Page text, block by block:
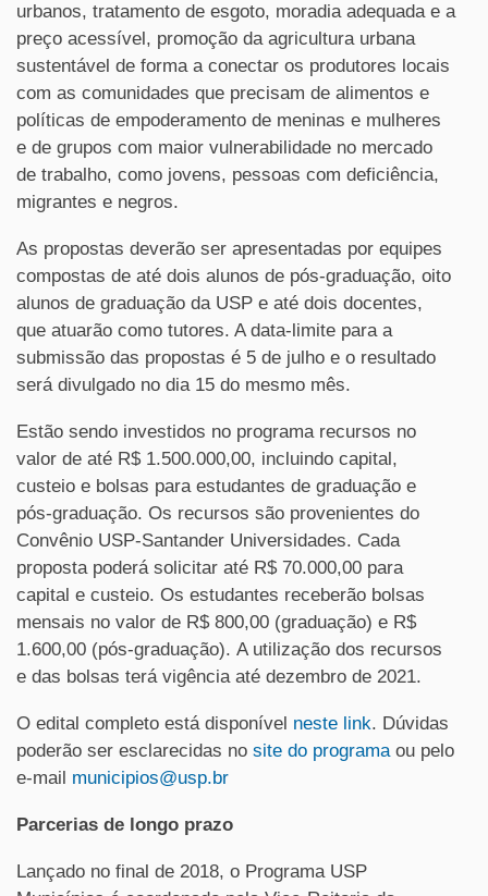
urbanos, tratamento de esgoto, moradia adequada e a
preço acessível, promoção da agricultura urbana
sustentável de forma a conectar os produtores locais
com as comunidades que precisam de alimentos e
políticas de empoderamento de meninas e mulheres
e de grupos com maior vulnerabilidade no mercado
de trabalho, como jovens, pessoas com deficiência,
migrantes e negros.
As propostas deverão ser apresentadas por equipes
compostas de até dois alunos de pós-graduação, oito
alunos de graduação da USP e até dois docentes,
que atuarão como tutores. A data-limite para a
submissão das propostas é 5 de julho e o resultado
será divulgado no dia 15 do mesmo mês.
Estão sendo investidos no programa recursos no
valor de até R$ 1.500.000,00, incluindo capital,
custeio e bolsas para estudantes de graduação e
pós-graduação. Os recursos são provenientes do
Convênio USP-Santander Universidades. Cada
proposta poderá solicitar até R$ 70.000,00 para
capital e custeio. Os estudantes receberão bolsas
mensais no valor de R$ 800,00 (graduação) e R$
1.600,00 (pós-graduação). A utilização dos recursos
e das bolsas terá vigência até dezembro de 2021.
O edital completo está disponível neste link. Dúvidas
poderão ser esclarecidas no site do programaou pelo
e-mail municipios@usp.br
Parcerias de longo prazo
Lançado no final de 2018, o Programa USP